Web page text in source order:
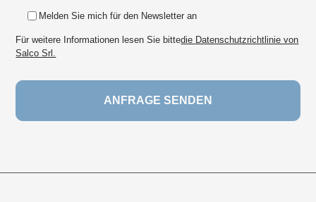
Melden Sie mich für den Newsletter an
Für weitere Informationen lesen Sie bittedie Datenschutzrichtlinie von
Salco Srl.